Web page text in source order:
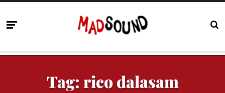
Tag: rico dalasam